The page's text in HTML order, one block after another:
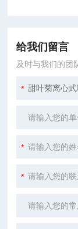
给我们留言
及时与我们的团